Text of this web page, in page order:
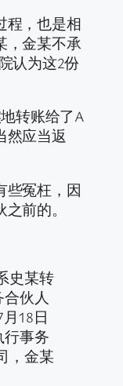
程，也是相
，金某不承
认为这2份
转账给了A
然应当返
些冤枉，因
前的。
史某转
伙人
18日
行事务
，金某